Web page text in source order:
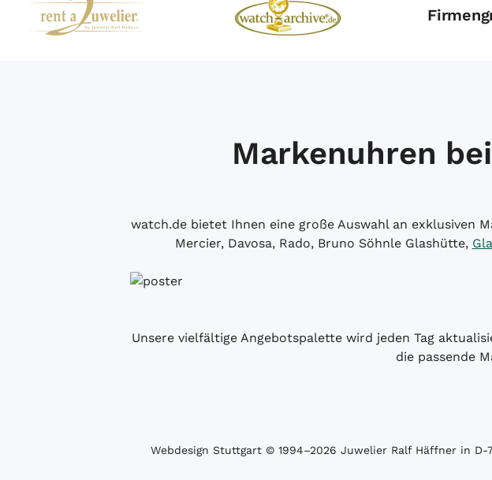
Markenuhren
watch.de bietet Ihnen eine große Auswahl an exklusiven
Mercier, Davosa, Rado, Bruno Söhnle Glashütte,
Unsere vielfältige Angebotspalette wird jeden Tag
die passende
Webdesign Stuttgart© 1994­–2026 Juwelier Ralf Häffner in D-